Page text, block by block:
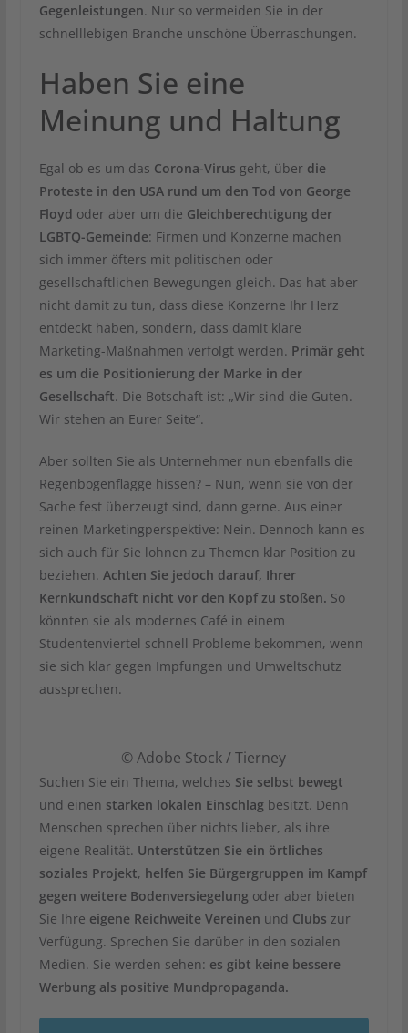
Gegenleistungen. Nur so vermeiden Sie in der
schnelllebigen Branche unschöne Überraschungen.
Haben Sie eine
Meinung und Haltung
Egal ob es um das Corona-Virus geht, über die
Proteste in den USA rund um den Tod von George
Floyd oder aber um die Gleichberechtigung der
LGBTQ-Gemeinde: Firmen und Konzerne machen
sich immer öfters mit politischen oder
gesellschaftlichen Bewegungen gleich. Das hat aber
nicht damit zu tun, dass diese Konzerne Ihr Herz
entdeckt haben, sondern, dass damit klare
Marketing-Maßnahmen verfolgt werden. Primär geht
es um die Positionierung der Marke in der
Gesellschaft. Die Botschaft ist: „Wir sind die Guten.
Wir stehen an Eurer Seite“.
Aber sollten Sie als Unternehmer nun ebenfalls die
Regenbogenflagge hissen? – Nun, wenn sie von der
Sache fest überzeugt sind, dann gerne. Aus einer
reinen Marketingperspektive: Nein. Dennoch kann es
sich auch für Sie lohnen zu Themen klar Position zu
beziehen. Achten Sie jedoch darauf, Ihrer
Kernkundschaft nicht vor den Kopf zu stoßen. So
könnten sie als modernes Café in einem
Studentenviertel schnell Probleme bekommen, wenn
sie sich klar gegen Impfungen und Umweltschutz
aussprechen.
© Adobe Stock / Tierney
Suchen Sie ein Thema, welches Sie selbst bewegt
und einen starken lokalen Einschlag besitzt. Denn
Menschen sprechen über nichts lieber, als ihre
eigene Realität. Unterstützen Sie ein örtliches
soziales Projekt, helfen Sie Bürgergruppen im Kampf
gegen weitere Bodenversiegelungoder aber bieten
Sie Ihre eigene Reichweite Vereinen und Clubs zur
Verfügung. Sprechen Sie darüber in den sozialen
Medien. Sie werden sehen: es gibt keine bessere
Werbung als positive Mundpropaganda.